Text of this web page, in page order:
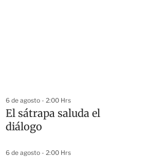
6 de agosto - 2:00 Hrs
El sátrapa saluda el
diálogo
6 de agosto - 2:00 Hrs